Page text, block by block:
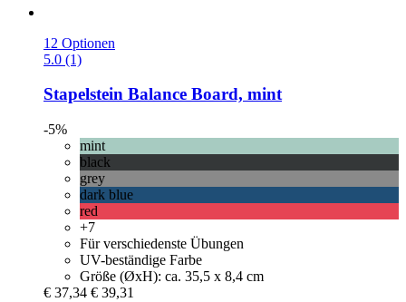
12 Optionen
5.0 (1)
Stapelstein Balance Board, mint
-5%
mint
black
grey
dark blue
red
+7
Für verschiedenste Übungen
UV-beständige Farbe
Größe (ØxH): ca. 35,5 x 8,4 cm
€ 37,34 € 39,31